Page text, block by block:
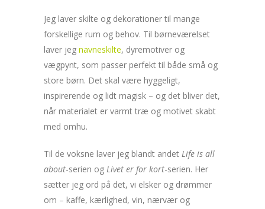
Jeg laver skilte og dekorationer til mange
forskellige rum og behov. Til børneværelset
laver jeg navneskilte, dyremotiver og
vægpynt, som passer perfekt til både små og
store børn. Det skal være hyggeligt,
inspirerende og lidt magisk – og det bliver det,
når materialet er varmt træ og motivet skabt
med omhu.
Til de voksne laver jeg blandt andet Life is all
about-serien og Livet er for kort-serien. Her
sætter jeg ord på det, vi elsker og drømmer
om – kaffe, kærlighed, vin, nærvær og